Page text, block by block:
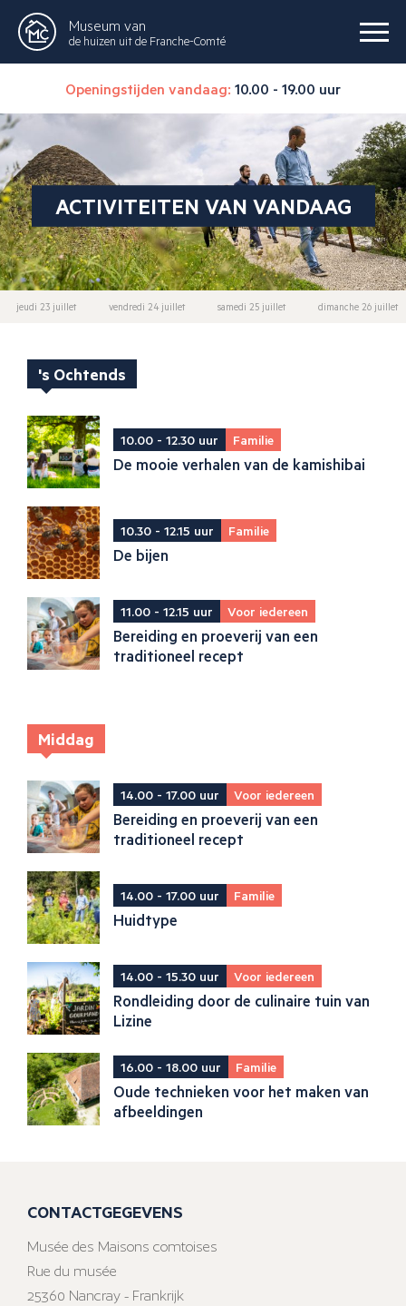
Museum van
de huizen uit de Franche-Comté
Openingstijden vandaag: 10.00 - 19.00 uur
ACTIVITEITEN VAN VANDAAG
jeudi 23 juillet vendredi 24 juillet samedi 25 juillet dimanche 26 juillet
's Ochtends
10.00 - 12.30 uur Familie
De mooie verhalen van de kamishibai
10.30 - 12.15 uur Familie
De bijen
11.00 - 12.15 uur Voor iedereen
Bereiding en proeverij van een
traditioneel recept
Middag
14.00 - 17.00 uur Voor iedereen
Bereiding en proeverij van een
traditioneel recept
14.00 - 17.00 uur Familie
Huidtype
14.00 - 15.30 uur Voor iedereen
Rondleiding door de culinaire tuin van
Lizine
16.00 - 18.00 uur Familie
Oude technieken voor het maken van
afbeeldingen
CONTACTGEGEVENS
Musée des Maisons comtoises
Rue du musée
25360 Nancray - Frankrijk